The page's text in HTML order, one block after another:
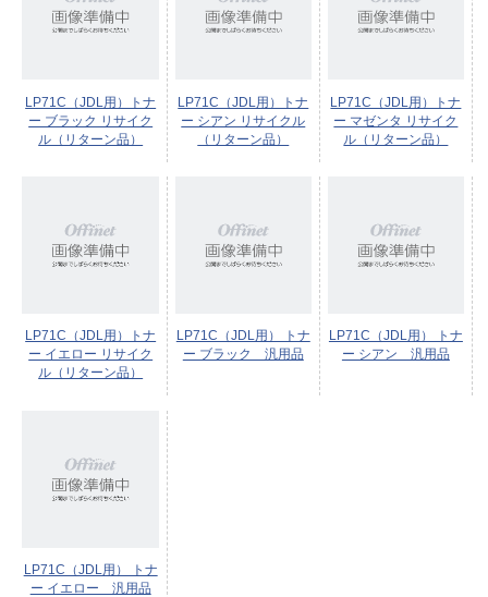
LP71C（JDL用）トナ
ー ブラック リサイク
ル（リターン品）
LP71C（JDL用）トナ
ー シアン リサイクル
（リターン品）
LP71C（JDL用）トナ
ー マゼンタ リサイク
ル（リターン品）
LP71C（JDL用）トナ
ー イエロー リサイク
ル（リターン品）
LP71C（JDL用） トナ
ー ブラック 汎用品
LP71C（JDL用） トナ
ー シアン 汎用品
LP71C（JDL用） トナ
ー イエロー 汎用品